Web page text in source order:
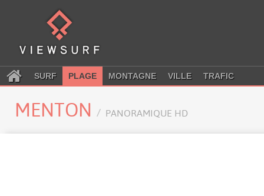
SURF PLAGE MONTAGNE VILLE TRAFIC
MENTON PANORAMIQUE HD